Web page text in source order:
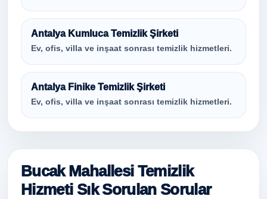
Antalya Kumluca Temizlik Şirketi
Ev, ofis, villa ve inşaat sonrası temizlik hizmetleri.
Antalya Finike Temizlik Şirketi
Ev, ofis, villa ve inşaat sonrası temizlik hizmetleri.
Bucak Mahallesi Temizlik
Hizmeti Sık Sorulan Sorular